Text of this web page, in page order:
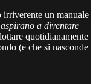
un manuale
a diventare
quotidianamente
(e che si nasconde